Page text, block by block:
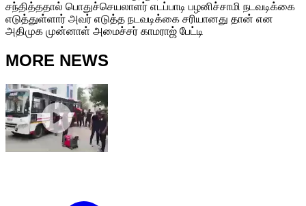
சந்தித்ததால் பொதுச்செயலாளர் எடப்பாடி பழனிச்சாமி நடவடிக்கை
எடுத்துள்ளார் அவர் எடுத்த நடவடிக்கை சரியானது தான் என
அதிமுக முன்னாள் அமைச்சர் காமராஜ் பேட்டி
MORE NEWS